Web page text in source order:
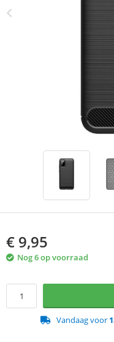
€ 9,95
Nog 6 op voorraad
Vandaag voor